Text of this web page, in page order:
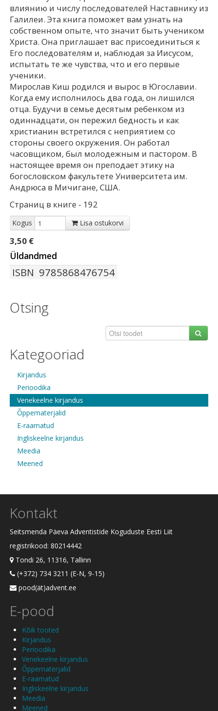
влиянию и числу последователей Наставнику из
Галилеи. Эта книга поможет вам узнать на
собственном опыте, что значит быть учеником
Христа. Она приглашает вас присоединиться к
Его последователям и, наблюдая за Иисусом,
испытать те же чувства, что и его первые
ученики.
Мирослав Киш родился и вырос в Югославии.
Когда ему исполнилось два года, он лишился
отца. Будучи в семье десятым ребенком из
одиннадцати, он пережил бедность и как
христианин встретился с неприятием со
стороны своего окружения. Он работал
часовщиком, был молодежным и пастором. В
настоящее время он преподает этику на
богословском факультете Университета им.
Андрюса в Мичигане, США.
Страниц в книге - 192
Kogus Lisa ostukorvi
3,50 €
Üldandmed
ISBN 9785868476754
Otsing
Kategooriad
Kirjandus
Perioodika
Venekeelne kirjandus
Õppematerjalid
E-raamatud
Ingliskeelne kirjandus
Meedia
Meened
Kontakt
Seitsmenda Päeva Adventistide Koguduste Eesti Liit
registrikood: 80214442
Tondi 26, 11316, Tallinn
(+372) 734 3211 (E-N, 9-15)
pood(ät)advent.ee
E-pood
Kõik tooted
Kirjandus
Perioodika
Venekeelne kirjandus
Õppematerjalid
E-raamatud
Ingliskeelne kirjandus
Meedia
Meened